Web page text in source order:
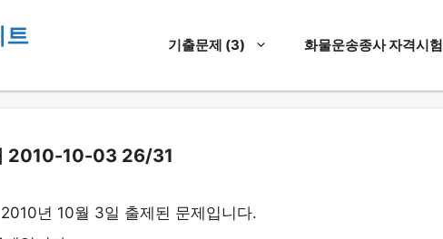
트 기출문제 (3) 화물운송종사 자격시험
2010-10-03 26/31
년 10월 3일 출제된 문제입니다.